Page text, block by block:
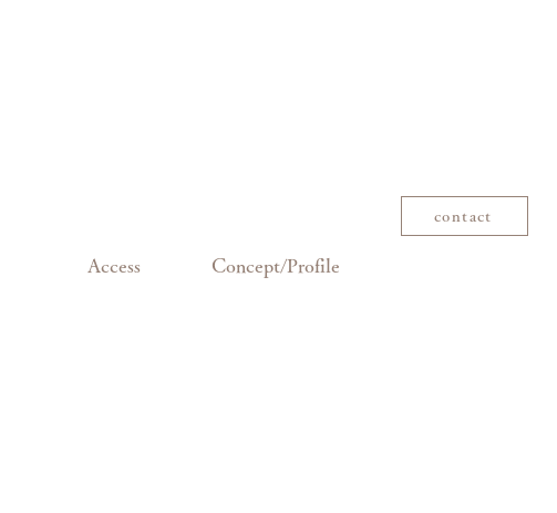
contact
Access Concept/Profile